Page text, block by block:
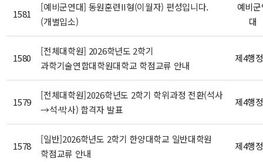
1581
[예비군연대] 동원훈련II형(이월자) 편성입니다.
(개별입소)
예비
대
1580
[전체대학원] 2026학년도 2학기
과학기술연합대학원대학교 학점교류 안내
제4행
1579
[전체대학원]2026학년도 2학기 학위과정 전환(석사
→석·박사) 합격자 발표
제4행
1578
[일반]2026학년도 2학기 한양대학교 일반대학원
학점교류 안내
제4행